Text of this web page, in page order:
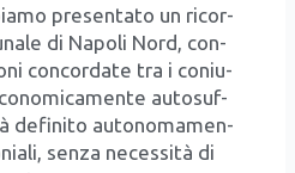
pre­sen­ta­to un ricor­
di Napo­li Nord, con­
con­cor­da­te tra i coniu­
auto­suf­
defi­ni­to auto­no­ma­men­
sen­za neces­si­tà di